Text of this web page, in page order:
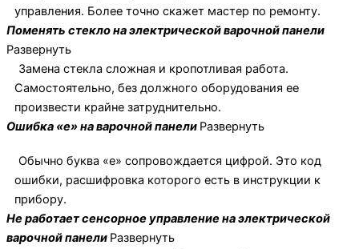
управления. Более точно скажет мастер по ремонту.
Поменять стекло на электрической варочной панели
Развернуть
Замена стекла сложная и кропотливая работа.
Самостоятельно, без должного оборудования ее
произвести крайне затруднительно.
Ошибка «е» на варочной панели Развернуть
Обычно буква «е» сопровождается цифрой. Это код
ошибки, расшифровка которого есть в инструкции к
прибору.
Не работает сенсорное управление на электрической
варочной панели Развернуть